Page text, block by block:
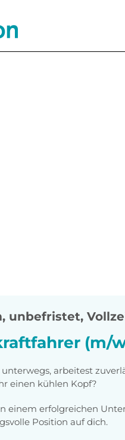
, unbefristet,
(m/
arbeitest
einen kühlen Kopf?
einem erfolgreichen
Position auf dich.